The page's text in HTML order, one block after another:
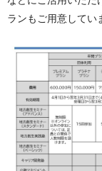
ランもご用意してい